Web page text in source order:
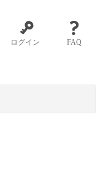
ログイン FAQ